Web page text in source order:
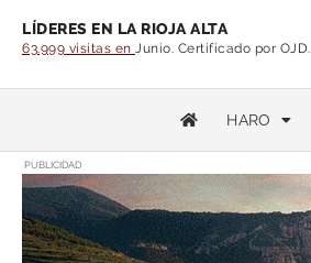
LÍDERES EN LA RIOJA ALTA
63.999 visitas en Junio. Certificado por OJD.
HARO
PUBLICIDAD